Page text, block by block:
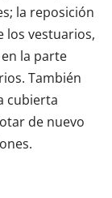
la reposición
los vestuarios,
la parte
También
cubierta
de nuevo